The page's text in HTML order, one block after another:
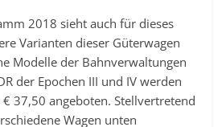
2018 sieht auch für dieses
Varianten dieser Güterwagen
Modelle der Bahnverwaltungen
der Epochen III und IV werden
37,50 angeboten. Stellvertretend
Wagen unten